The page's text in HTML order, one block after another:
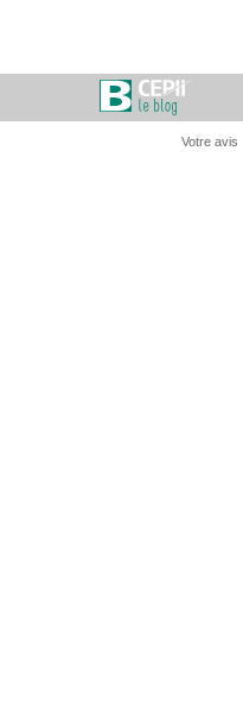
Votre avis